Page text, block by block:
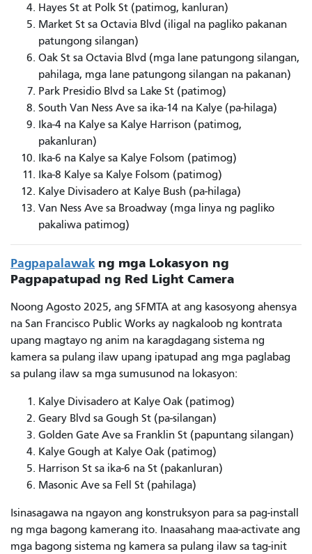
Hayes St at Polk St (patimog, kanluran)
Market St sa Octavia Blvd (iligal na pagliko pakanan
patungong silangan)
Oak St sa Octavia Blvd (mga lane patungong silangan,
pahilaga, mga lane patungong silangan na pakanan)
Park Presidio Blvd sa Lake St (patimog)
South Van Ness Ave sa ika-14 na Kalye (pa-hilaga)
Ika-4 na Kalye sa Kalye Harrison (patimog,
pakanluran)
Ika-6 na Kalye sa Kalye Folsom (patimog)
Ika-8 Kalye sa Kalye Folsom (patimog)
Kalye Divisadero at Kalye Bush (pa-hilaga)
Van Ness Ave sa Broadway (mga linya ng pagliko
pakaliwa patimog)
Pagpapalawakng mga Lokasyon ng
Pagpapatupad ng Red Light Camera
Noong Agosto 2025, ang SFMTA at ang kasosyong ahensya
na San Francisco Public Works ay nagkaloob ng kontrata
upang magtayo ng anim na karagdagang sistema ng
kamera sa pulang ilaw upang ipatupad ang mga paglabag
sa pulang ilaw sa mga sumusunod na lokasyon:
Kalye Divisadero at Kalye Oak (patimog)
Geary Blvd sa Gough St (pa-silangan)
Golden Gate Ave sa Franklin St (papuntang silangan)
Kalye Gough at Kalye Oak (patimog)
Harrison St sa ika-6 na St (pakanluran)
Masonic Ave sa Fell St (pahilaga)
Isinasagawa na ngayon ang konstruksyon para sa pag-install
ng mga bagong kamerang ito. Inaasahang maa-activate ang
mga bagong sistema ng kamera sa pulang ilaw sa tag-init